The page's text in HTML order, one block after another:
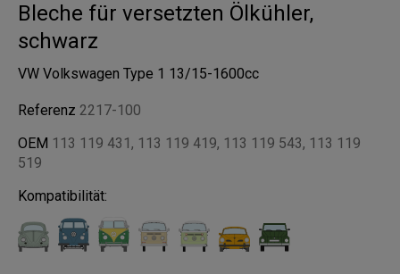
Bleche für versetzten Ölkühler,
schwarz
VW Volkswagen Type 1 13/15-1600cc
Referenz 2217-100
OEM 113 119 431, 113 119 419, 113 119 543, 113 119
519
Kompatibilität: